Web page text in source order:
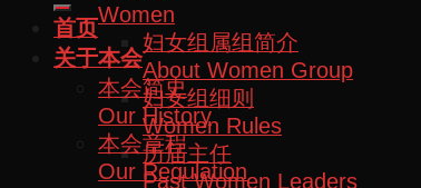
Women
妇女组属组简介
About Women Group
妇女组细则
Women Rules
历届主任
Past Women Leaders
首页
关于本会
本会简史
Our History
本会章程
Our Regulation